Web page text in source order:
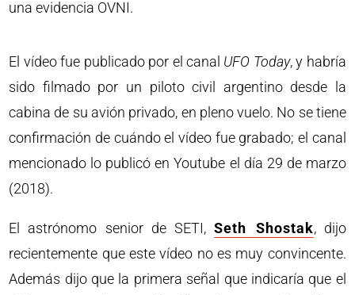
una evidencia OVNI.
El vídeo fue publicado por el canal UFO Today, y habría
sido filmado por un piloto civil argentino desde la
cabina de su avión privado, en pleno vuelo. No se tiene
confirmación de cuándo el vídeo fue grabado; el canal
mencionado lo publicó en Youtube el día 29 de marzo
(2018).
El astrónomo senior de SETI,Seth Shostak, dijo
recientemente que este vídeo no es muy convincente.
Además dijo que la primera señal que indicaría que el